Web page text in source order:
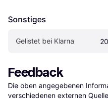
Sonstiges
Gelistet bei Klarna
Feedback
Die oben angegebenen
verschiedenen externen